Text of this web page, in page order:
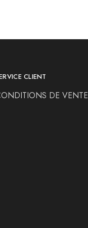
CLIENT
DE VENTE